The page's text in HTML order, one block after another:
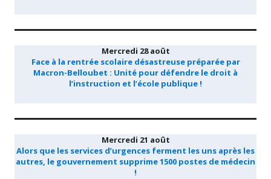
Mercredi 28 août
Face à la rentrée scolaire désastreuse préparée par
Macron-Belloubet : Unité pour défendre le droit à
l’instruction et l’école publique !
Mercredi 21 août
Alors que les services d’urgences ferment les uns après les
autres, le gouvernement supprime 1500 postes de médecin
!